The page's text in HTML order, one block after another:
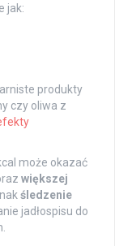
jak:
produkty
czy oliwa z
może okazać
większej
śledzenie
jadłospisu do